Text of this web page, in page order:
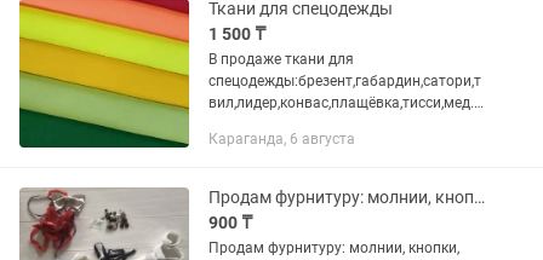
Ткани для спецодежды
1 500 ₸
В продаже ткани для
спецодежды:брезент,габардин,сатори,т
вил,лидер,конвас,плащёвка,тисси,мед.т
и многое другое
Караганда, 6 августа
Продам фурнитуру: молнии, кнопки, пуговицы, резины, ленты, атласный бант
900 ₸
Продам фурнитуру: молнии, кнопки,